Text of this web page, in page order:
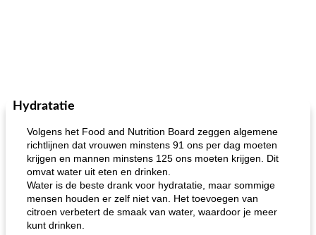
Hydratatie
Volgens het Food and Nutrition Board zeggen algemene
richtlijnen dat vrouwen minstens 91 ons per dag moeten
krijgen en mannen minstens 125 ons moeten krijgen. Dit
omvat water uit eten en drinken.
Water is de beste drank voor hydratatie, maar sommige
mensen houden er zelf niet van. Het toevoegen van
citroen verbetert de smaak van water, waardoor je meer
kunt drinken.